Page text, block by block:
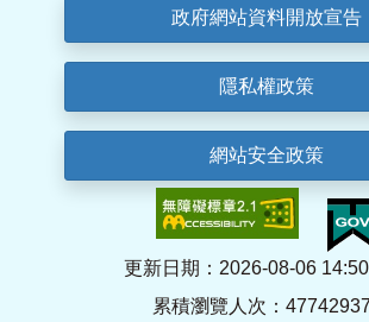
政府網站資料開放宣告
隱私權政策
網站安全政策
更新日期：2026-08-06
累積瀏覽人次：